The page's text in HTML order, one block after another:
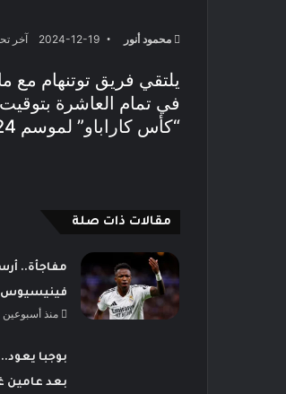
محمود أنور 2024-12-19 آخر تحديث:
يلتقي فريق توتنهام مع
في تمام العاشرة
“كأس كاراباو” لموسم 2024-2025.
مقالات ذات صلة
مفاجأة..
فينيسيوس
منذ أسبوعين
بوجبا
بعد عامين